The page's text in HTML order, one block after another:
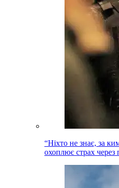
“Ніхто не знає, за
охоплює страх